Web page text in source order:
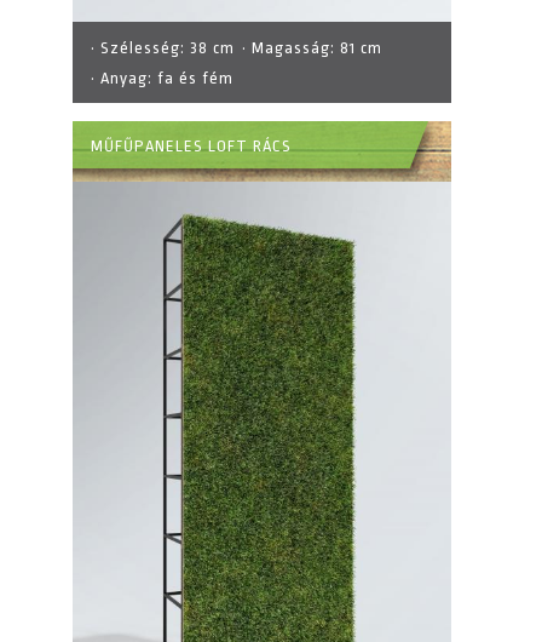
· Szélesség: 38 cm · Magasság: 81 cm
· Anyag: fa és fém
MŰFŰPANELES LOFT RÁCS